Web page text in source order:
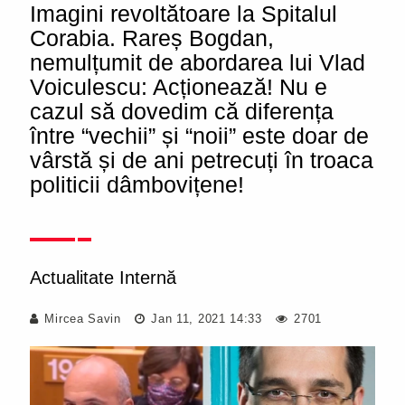
Imagini revoltătoare la Spitalul
Corabia. Rareș Bogdan,
nemulțumit de abordarea lui Vlad
Voiculescu: Acționează! Nu e
cazul să dovedim că diferența
între “vechii” și “noii” este doar de
vârstă și de ani petrecuți în troaca
politicii dâmbovițene!
Actualitate Internă
Mircea Savin Jan 11, 2021 14:33 2701